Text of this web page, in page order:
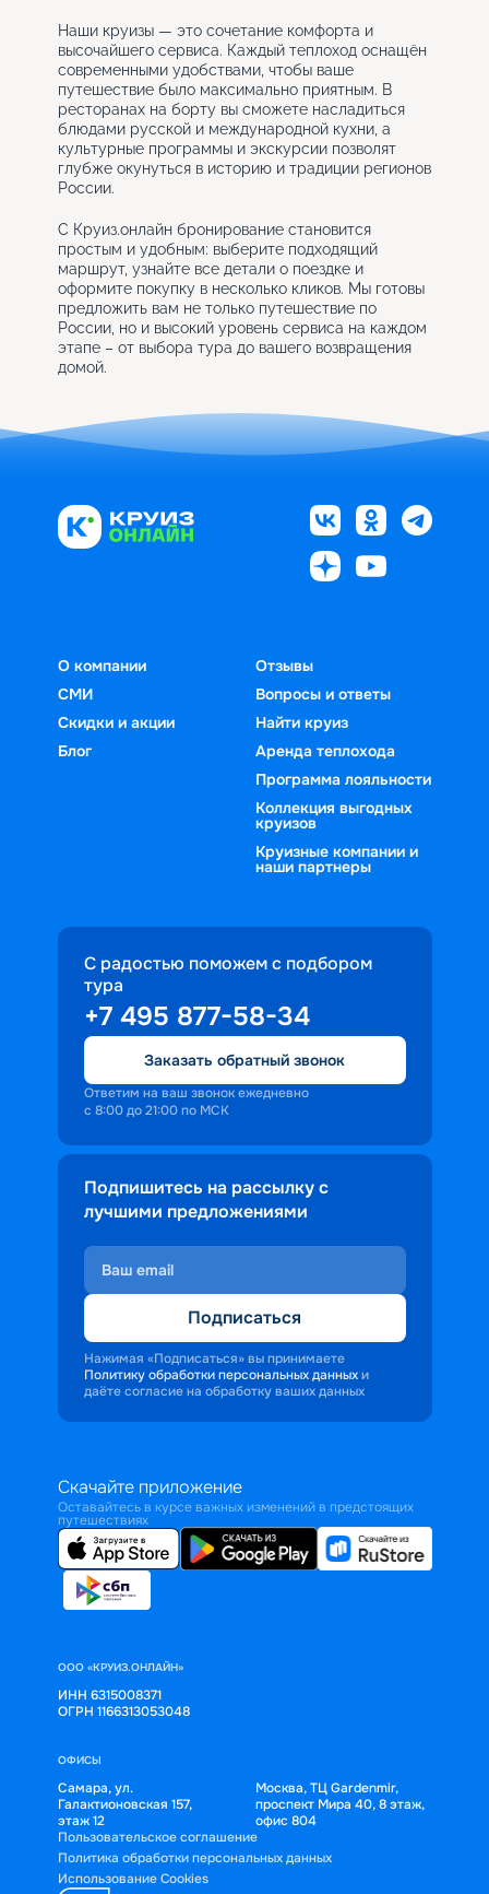
Наши круизы — это сочетание комфорта и
высочайшего сервиса. Каждый теплоход оснащён
современными удобствами, чтобы ваше
путешествие было максимально приятным. В
ресторанах на борту вы сможете насладиться
блюдами русской и международной кухни, а
культурные программы и экскурсии позволят
глубже окунуться в историю и традиции регионов
России.
С Круиз.онлайн бронирование становится
простым и удобным: выберите подходящий
маршрут, узнайте все детали о поездке и
оформите покупку в несколько кликов. Мы готовы
предложить вам не только путешествие по
России, но и высокий уровень сервиса на каждом
этапе – от выбора тура до вашего возвращения
домой.
О компании
СМИ
Скидки и акции
Блог
Отзывы
Вопросы и ответы
Найти круиз
Аренда теплохода
Программа лояльности
Коллекция выгодных
круизов
Круизные компании и
наши партнеры
С радостью поможем с подбором
тура
+7 495 877-58-34
Заказать обратный звонок
Ответим на ваш звонок ежедневно
с 8:00 до 21:00 по МСК
Подпишитесь на рассылку с
лучшими предложениями
Подписаться
Нажимая «Подписаться» вы принимаете
Политику обработки персональных данных и
даёте согласие на обработку ваших данных
Скачайте приложение
Оставайтесь в курсе важных изменений в предстоящих
путешествиях
ООО «КРУИЗ.ОНЛАЙН»
ИНН 6315008371
ОГРН 1166313053048
ОФИСЫ
Самара, ул.
Галактионовская 157,
этаж 12
Москва, ТЦ Gardenmir,
проспект Мира 40, 8 этаж,
офис 804
Пользовательское соглашение
Политика обработки персональных данных
Использование Cookies